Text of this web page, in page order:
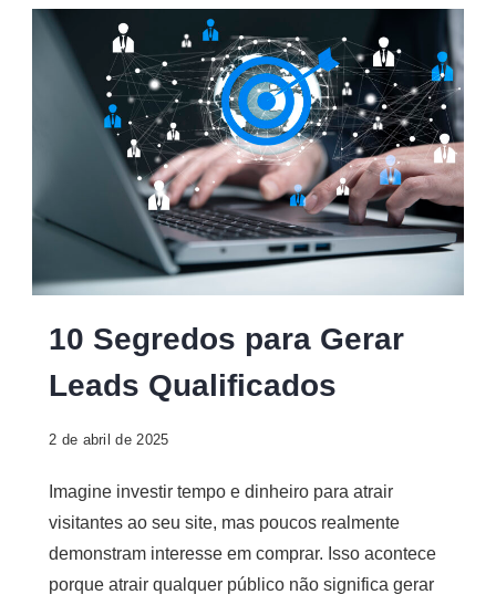
10 Segredos para Gerar
Leads Qualificados
2 de abril de 2025
Imagine investir tempo e dinheiro para atrair
visitantes ao seu site, mas poucos realmente
demonstram interesse em comprar. Isso acontece
porque atrair qualquer público não significa gerar